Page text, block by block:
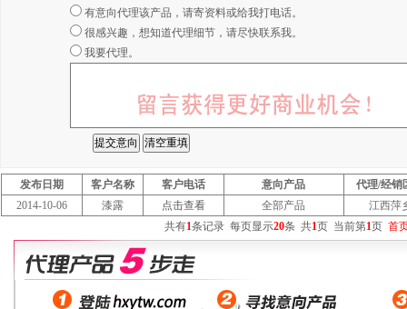
有意向代理该产品，请寄资料或给我打电话。
很感兴趣，想知道代理细节，请尽快联系我。
我要代理。
发布日期 客户名称 客户电话 意向产品
代理/经销
2014-10-06
漆露 点击查看 全部产品
江西萍
共有1条记录 每页显示20条 共1页 当前第1页 首